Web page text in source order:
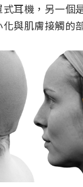
耳機，另一個
與肌膚接觸的